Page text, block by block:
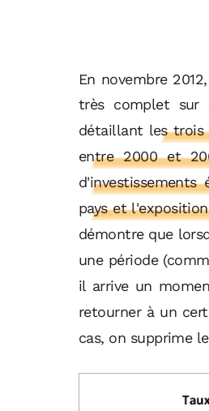
En novembre
très complet sur
détaillant les trois
entre 2000 et
pays et
démontre que
une période
il arrive un
retourner à un
cas, on supprime